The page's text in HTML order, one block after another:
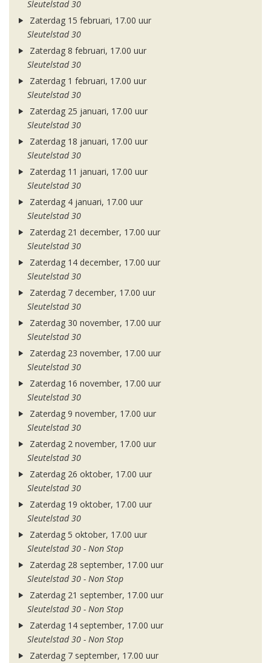
Sleutelstad 30
Zaterdag 15 februari, 17.00 uur
Sleutelstad 30
Zaterdag 8 februari, 17.00 uur
Sleutelstad 30
Zaterdag 1 februari, 17.00 uur
Sleutelstad 30
Zaterdag 25 januari, 17.00 uur
Sleutelstad 30
Zaterdag 18 januari, 17.00 uur
Sleutelstad 30
Zaterdag 11 januari, 17.00 uur
Sleutelstad 30
Zaterdag 4 januari, 17.00 uur
Sleutelstad 30
Zaterdag 21 december, 17.00 uur
Sleutelstad 30
Zaterdag 14 december, 17.00 uur
Sleutelstad 30
Zaterdag 7 december, 17.00 uur
Sleutelstad 30
Zaterdag 30 november, 17.00 uur
Sleutelstad 30
Zaterdag 23 november, 17.00 uur
Sleutelstad 30
Zaterdag 16 november, 17.00 uur
Sleutelstad 30
Zaterdag 9 november, 17.00 uur
Sleutelstad 30
Zaterdag 2 november, 17.00 uur
Sleutelstad 30
Zaterdag 26 oktober, 17.00 uur
Sleutelstad 30
Zaterdag 19 oktober, 17.00 uur
Sleutelstad 30
Zaterdag 5 oktober, 17.00 uur
Sleutelstad 30 - Non Stop
Zaterdag 28 september, 17.00 uur
Sleutelstad 30 - Non Stop
Zaterdag 21 september, 17.00 uur
Sleutelstad 30 - Non Stop
Zaterdag 14 september, 17.00 uur
Sleutelstad 30 - Non Stop
Zaterdag 7 september, 17.00 uur